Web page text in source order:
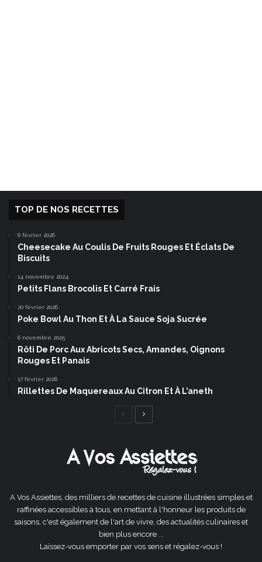
TOP DE NOS RECETTES
6 février 2026
Cheesecake Au Coulis De Fruits Rouges Et Éclats De
Biscuits
14 novembre 2024
Petits Flans Brocolis Et Carré Frais
20 février 2026
Poke Bowl Au Thon Et À La Sauce Soja Sucrée
6 novembre 2025
Rôti De Porc Aux Abricots Secs, Amandes, Oignons
Rouges Et Panais
17 février 2026
Rillettes De Maquereaux Au Citron Et À L’aneth
Page
A Vos Assiettes, des milliers de recettes de cuisine illustrées simples et
raffinées accessibles à tous, en mettant à l'honneur les produits de
saisons, c'est également de l'art de vivre, des actualités culinaires et
bien plus encore ...
Laissez-vous emporter par vos sens et régalez-vous !